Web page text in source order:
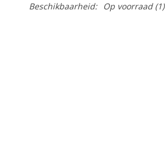
Beschikbaarheid:
Op voorraad(1)